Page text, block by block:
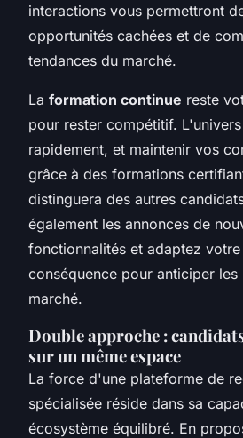
interactions vous permettront
opportunités cachées et de
tendances du marché.
La formation continue reste
pour rester compétitif.
rapidement, et maintenir vos
grâce à des formations
distinguera des autres
également les annonces de
fonctionnalités et adaptez
conséquence pour anticiper
marché.
Double approche :
sur un même espace
La force d'une plateforme de
spécialisée réside dans sa
écosystème équilibré. En